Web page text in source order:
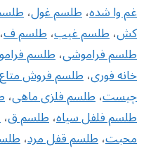
غم وا شده،طلسم غول،
کش،طلسم غیب،طلسم ف،
طلسم فراموشی،طلسم
خانه فوری،طلسم فروش متاع
چیست،طلسم فلزی ماهی،
طلسم فلفل سیاه،طلسم ق،
محبت،طلسم قفل مرد،